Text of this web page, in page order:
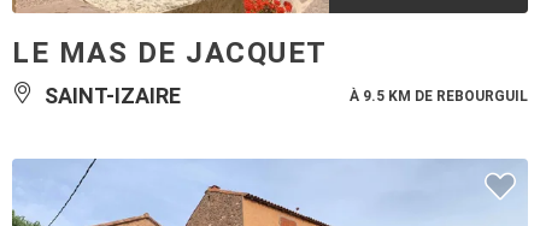
LE MAS DE JACQUET
SAINT-IZAIRE À 9.5 KM DE REBOURGUIL